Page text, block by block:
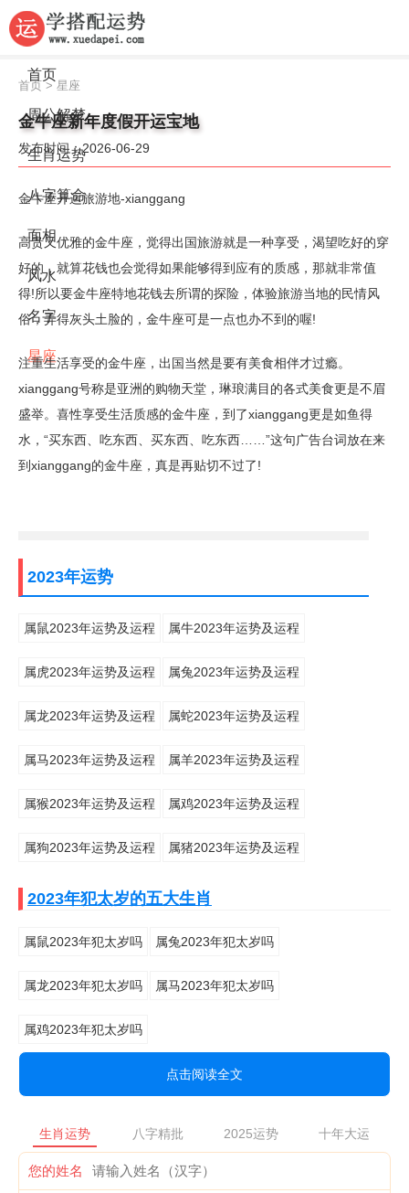
首页
周公解梦
生肖运势
八字算命
面相
风水
名字
星座
首页>星座
金牛座新年度假开运宝地
发布时间：2026-06-29
金牛座开运旅游地-xianggang
高贵又优雅的金牛座，觉得出国旅游就是一种享受，渴望吃好的穿
好的，就算花钱也会觉得如果能够得到应有的质感，那就非常值
得!所以要金牛座特地花钱去所谓的探险，体验旅游当地的民情风
俗，弄得灰头土脸的，金牛座可是一点也办不到的喔!
注重生活享受的金牛座，出国当然是要有美食相伴才过瘾。
xianggang号称是亚洲的购物天堂，琳琅满目的各式美食更是不眉
盛举。喜性享受生活质感的金牛座，到了xianggang更是如鱼得
水，“买东西、吃东西、买东西、吃东西……”这句广告台词放在来
到xianggang的金牛座，真是再贴切不过了!
2023年运势
属鼠2023年运势及运程 属牛2023年运势及运程
属虎2023年运势及运程 属兔2023年运势及运程
属龙2023年运势及运程 属蛇2023年运势及运程
属马2023年运势及运程 属羊2023年运势及运程
属猴2023年运势及运程 属鸡2023年运势及运程
属狗2023年运势及运程 属猪2023年运势及运程
2023年犯太岁的五大生肖
属鼠2023年犯太岁吗 属兔2023年犯太岁吗
属龙2023年犯太岁吗 属马2023年犯太岁吗
属鸡2023年犯太岁吗
点击阅读全文
生肖运势 八字精批 2025运势 十年大运
您的姓名